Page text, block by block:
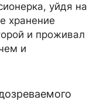
уйдя на
хранение
и проживал
и